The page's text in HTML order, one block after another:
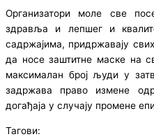
Организатори моле све
здравља и лепшег и
садржајима, придржавају
да носе заштитне маске на
максималан број људи у
задржава право измене
догађаја у случају промене
Тагови: